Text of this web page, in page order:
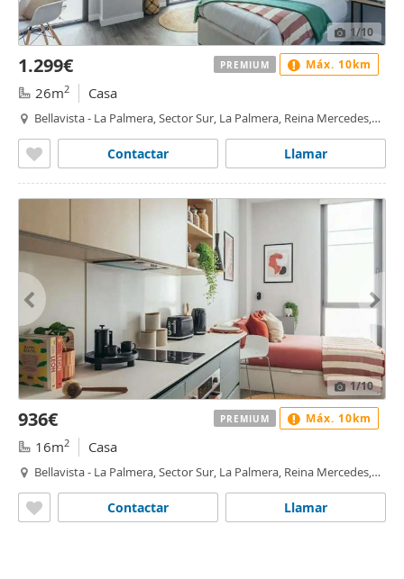
1/10
1.299€
26m2 Casa
Bellavista - La Palmera, Sector Sur, La Palmera, Reina Mercedes,
Llamar
Contactar
PREMIUM Máx. 10km
1/10
936€
16m2 Casa
Bellavista - La Palmera, Sector Sur, La Palmera, Reina Mercedes,
Llamar
Contactar
PREMIUM Máx. 10km